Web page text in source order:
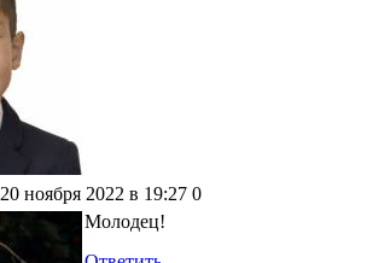
20 ноября 2022 в 19:27 0
Молодец!